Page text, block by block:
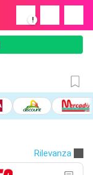
!
Rilevanza